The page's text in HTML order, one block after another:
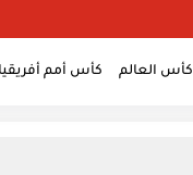
كأس العالم كأس أمم أفريقيا